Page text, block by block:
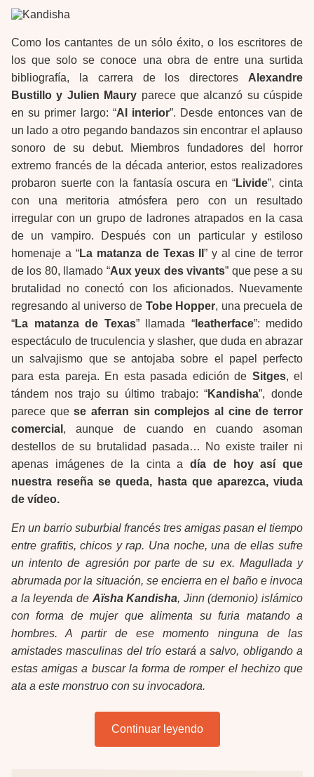
Como los cantantes de un sólo éxito, o los escritores de
los que solo se conoce una obra de entre una surtida
bibliografía, la carrera de los directores Alexandre
Bustillo y Julien Maury parece que alcanzó su cúspide
en su primer largo: “Al interior”. Desde entonces van de
un lado a otro pegando bandazos sin encontrar el aplauso
sonoro de su debut. Miembros fundadores del horror
extremo francés de la década anterior, estos realizadores
probaron suerte con la fantasía oscura en “Livide”, cinta
con una meritoria atmósfera pero con un resultado
irregular con un grupo de ladrones atrapados en la casa
de un vampiro. Después con un particular y estiloso
homenaje a “La matanza de Texas II” y al cine de terror
de los 80, llamado “Aux yeux des vivants” que pese a su
brutalidad no conectó con los aficionados. Nuevamente
regresando al universo de Tobe Hopper, una precuela de
“La matanza de Texas” llamada “leatherface”: medido
espectáculo de truculencia y slasher, que duda en abrazar
un salvajismo que se antojaba sobre el papel perfecto
para esta pareja. En esta pasada edición de Sitges, el
tándem nos trajo su último trabajo: “Kandisha”, donde
parece quese aferran sin complejos al cine de terror
comercial , aunque de cuando en cuando asoman
destellos de su brutalidad pasada… No existe trailer ni
apenas imágenes de la cinta adía de hoy así que
nuestra reseña se queda, hasta que aparezca, viuda
de vídeo.
En un barrio suburbial francés tres amigas pasan el tiempo
entre grafitis, chicos y rap. Una noche, una de ellas sufre
un intento de agresión por parte de su ex. Magullada y
abrumada por la situación, se encierra en el baño e invoca
a la leyenda de Aïsha Kandisha, Jinn (demonio) islámico
con forma de mujer que alimenta su furia matando a
hombres. A partir de ese momento ninguna de las
amistades masculinas del trío estará a salvo, obligando a
estas amigas a buscar la forma de romper el hechizo que
ata a este monstruo con su invocadora.
Continuar leyendo